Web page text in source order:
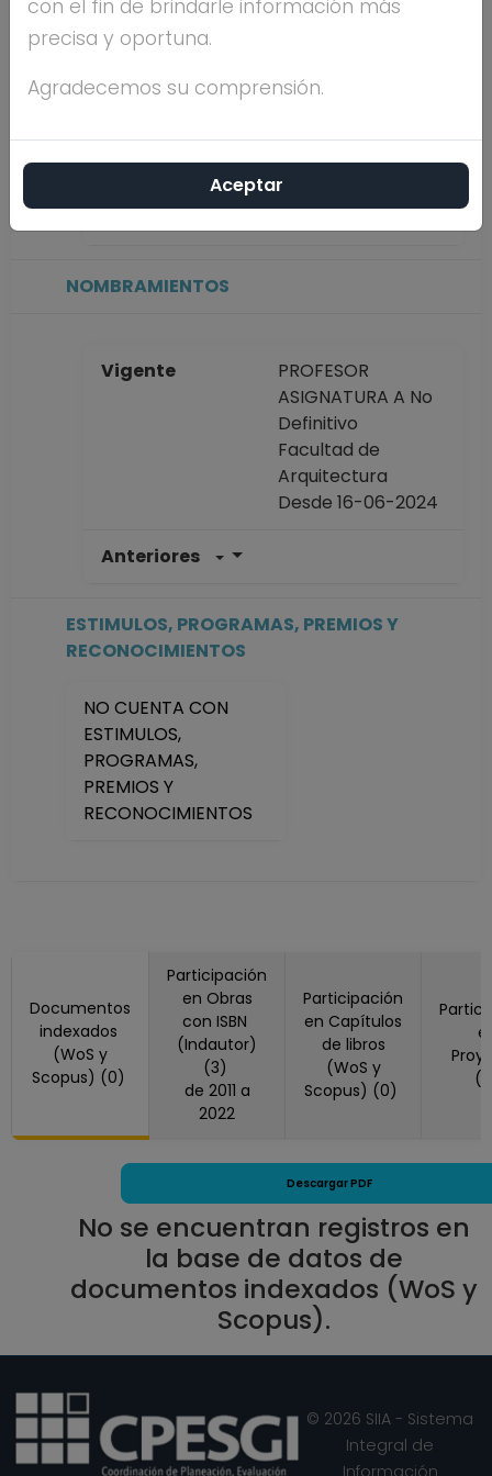
Máximo nivel de
Antigüedad
académica en la
29 años
NOMBRAMIENTOS
Vigente
PROFESOR
ASIGNATURA A No
Definitivo
Facultad de
Arquitectura
Desde 16-06-2024
Anteriores
Facultad de
ASIGNATURA A No
Definitivo
Facultad de
Estudios Superiores
hasta 28-02-2025
PROFESOR
ASIGNATURA A TP
No Definitivo
Facultad de
Estudios Superiores
"Acatlán"
ASIGNATURA A TP
No Definitivo
ESTIMULOS, PROGRAMAS, PREMIOS Y
RECONOCIMIENTOS
NO CUENTA CON
ESTIMULOS,
PROGRAMAS,
PREMIOS Y
RECONOCIMIENTOS
Documentos
indexados
(WoS y
Scopus) (0)
Participación
en Obras
con ISBN
(Indautor)
(3)
de 2011 a
2022
Participación
en Capítulos
de libros
(WoS y
Scopus) (0)
Descargar PDF
No se encuentran registros en
la base de datos de
documentos indexados (WoS y
Scopus).
© 2026 SIIA - Sistema
Integral de
Información
con el fin de brindarle información más
precisa y oportuna.
Agradecemos su comprensión.
Aceptar